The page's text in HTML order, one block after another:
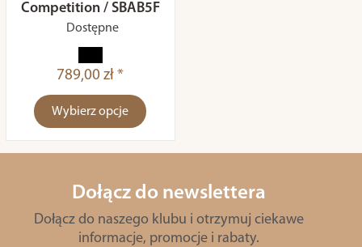
Competition / SBAB5F
Dostępne
789,00 zł *
Wybierz opcje
Dołącz do newslettera
Dołącz do naszego klubu i otrzymuj ciekawe
informacje, promocje i rabaty.